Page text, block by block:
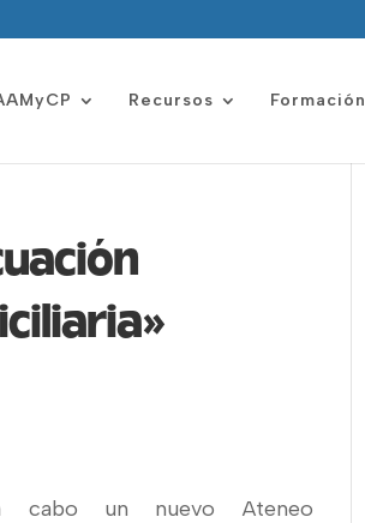
Recursos Formación
un nuevo Ateneo